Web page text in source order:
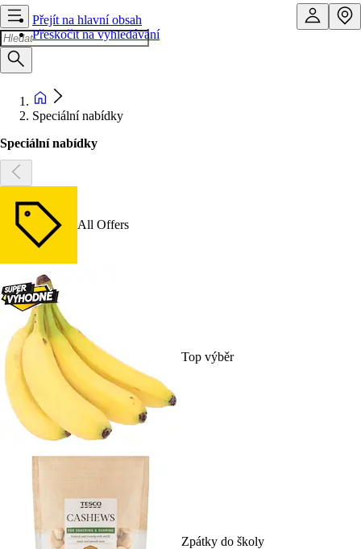
Přejít na hlavní obsah
Přeskočit na vyhledávání
Speciální nabídky
Speciální nabídky
All Offers
Top výběr
Zpátky do školy